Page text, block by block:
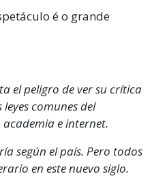
é o grande
el peligro de ver su crítica
comunes del
e internet.
según el país. Pero todos
en este nuevo siglo.